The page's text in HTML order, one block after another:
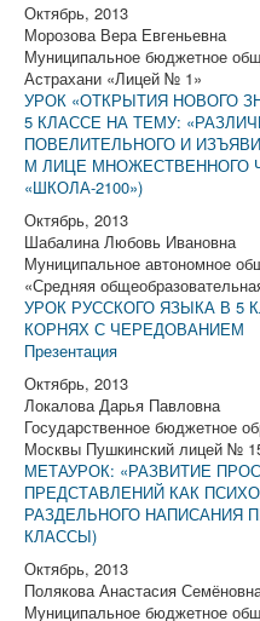
Октябрь, 2013
Морозова Вера Евгеньевна
Муниципальное бюджетное
Астрахани «Лицей № 1»
УРОК «ОТКРЫТИЯ НОВОГО
5 КЛАССЕ НА ТЕМУ:
ПОВЕЛИТЕЛЬНОГО И
М ЛИЦЕ МНОЖЕСТВЕННОГО
«ШКОЛА-2100»)
Октябрь, 2013
Шабалина Любовь Ивановна
Муниципальное автономное
«Средняя
УРОК РУССКОГО ЯЗЫКА В 5
КОРНЯХ С ЧЕРЕДОВАНИЕМ
Презентация
Октябрь, 2013
Локалова Дарья Павловна
Государственное бюджетное
Москвы Пушкинский лицей №
МЕТАУРОК: «РАЗВИТИЕ
ПРЕДСТАВЛЕНИЙ КАК
РАЗДЕЛЬНОГО НАПИСАНИЯ
КЛАССЫ)
Октябрь, 2013
Полякова Анастасия
Муниципальное бюджетное